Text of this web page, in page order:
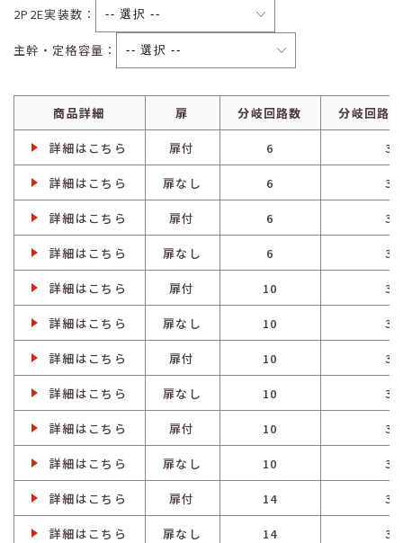
2P2E実装数：
主幹・定格容量：
商品詳細 扉 分岐回路数 分岐回路
詳細はこちら 扉付 6 3
詳細はこちら 扉なし 6 3
詳細はこちら 扉付 6 3
詳細はこちら 扉なし 6 3
詳細はこちら 扉付 10 3
詳細はこちら 扉なし 10 3
詳細はこちら 扉付 10 3
詳細はこちら 扉なし 10 3
詳細はこちら 扉付 10 3
詳細はこちら 扉なし 10 3
詳細はこちら 扉付 14 3
詳細はこちら 扉なし 14 3